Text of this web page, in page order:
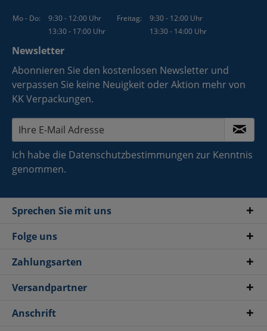
Mo - Do: 9:30 - 12:00 Uhr Freitag:
9:30 - 12:00 Uhr
13:30 - 17:00 Uhr
13:30 - 14:00 Uhr
Newsletter
Abonnieren Sie den kostenlosen Newsletter und
verpassen Sie keine Neuigkeit oder Aktion mehr von
KK Verpackungen.
Ich habe die Datenschutzbestimmungen zur Kenntnis
genommen.
Sprechen Sie mit uns
Folge uns
Zahlungsarten
Versandpartner
Anschrift